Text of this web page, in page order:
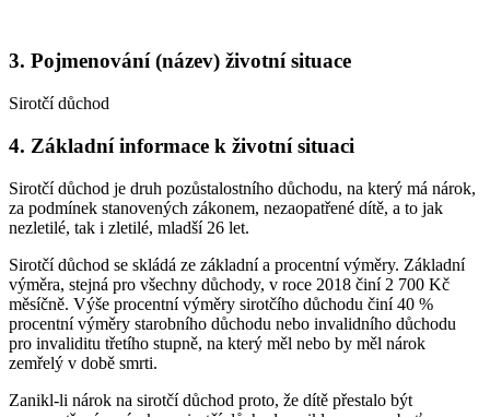
3. Pojmenování (název) životní situace
Sirotčí důchod
4. Základní informace k životní situaci
Sirotčí důchod je druh pozůstalostního důchodu, na který má nárok,
za podmínek stanovených zákonem, nezaopatřené dítě, a to jak
nezletilé, tak i zletilé, mladší 26 let.
Sirotčí důchod se skládá ze základní a procentní výměry. Základní
výměra, stejná pro všechny důchody, v roce 2018 činí 2 700 Kč
měsíčně. Výše procentní výměry sirotčího důchodu činí 40 %
procentní výměry starobního důchodu nebo invalidního důchodu
pro invaliditu třetího stupně, na který měl nebo by měl nárok
zemřelý v době smrti.
Zanikl-li nárok na sirotčí důchod proto, že dítě přestalo být